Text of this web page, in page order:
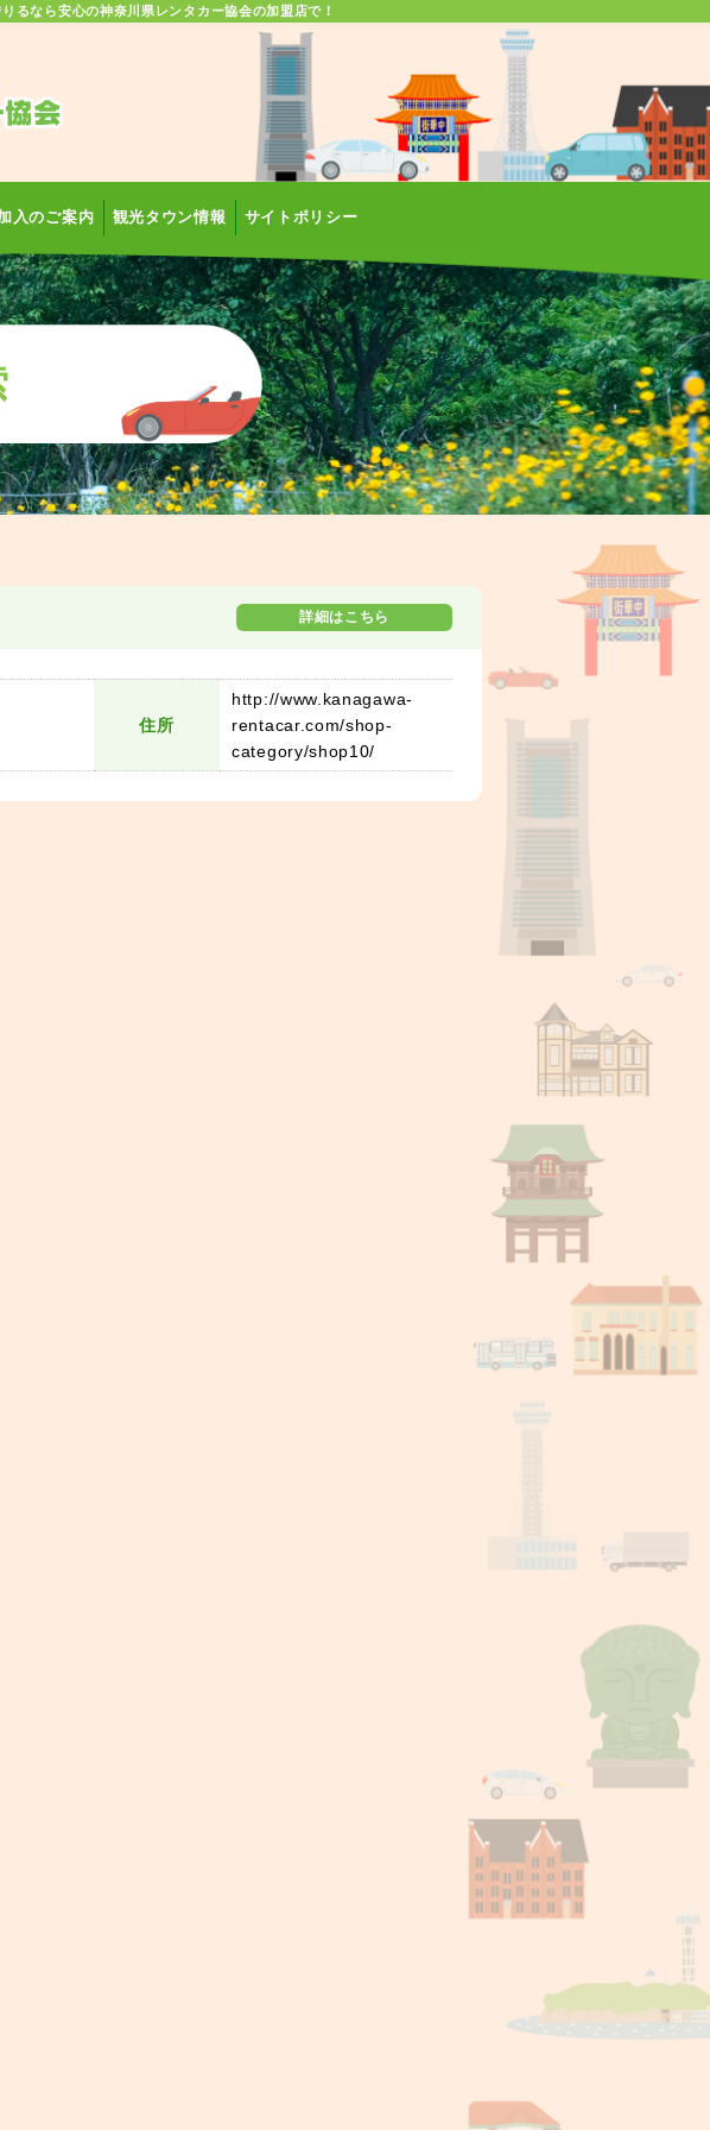
るなら安心の神奈川県レンタカー協会の加盟店で！
入のご案内 観光タウン情報 サイトポリシー
詳細はこちら
住所
http://www.kanagawa-
rentacar.com/shop-
category/shop10/